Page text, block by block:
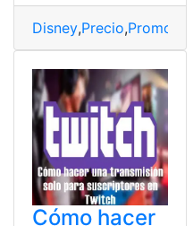
Disney,Precio,Promoción
Cómo hacer